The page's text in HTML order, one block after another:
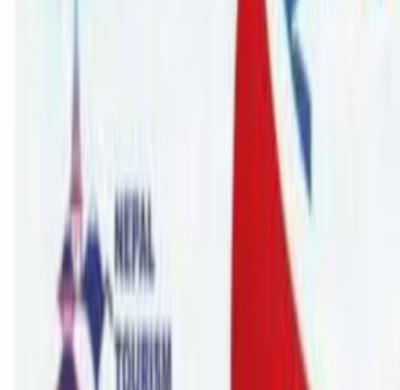
Sunday, 2023 July 30 / 9:09 am